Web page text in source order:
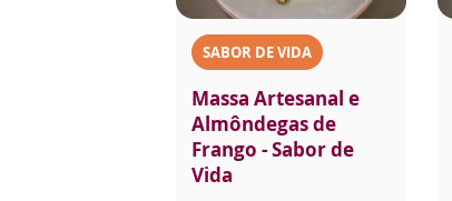
SABOR DE VIDA
Massa Artesanal e
Almôndegas de
Frango - Sabor de
Vida